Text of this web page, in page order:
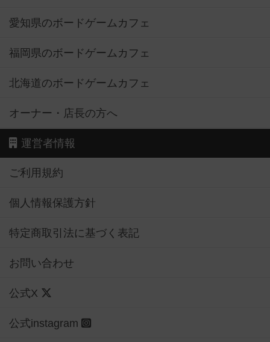
愛知県のボードゲームカフェ
福岡県のボードゲームカフェ
北海道のボードゲームカフェ
オーナー・店長の方へ
運営者情報
ご利用規約
個人情報保護方針
特定商取引法に基づく表記
お問い合わせ
公式X
公式instagram